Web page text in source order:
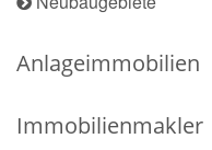
Anlageimmobilien
Immobilienmakler